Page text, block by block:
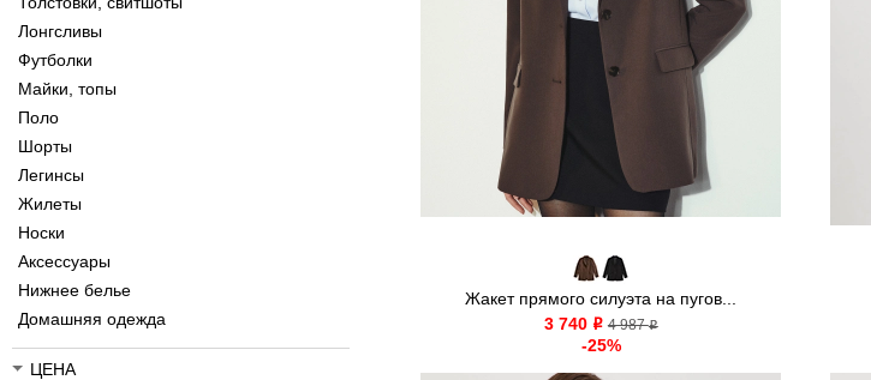
Лонгсливы
Футболки
Майки, топы
Поло
Шорты
Легинсы
Жилеты
Носки
Аксессуары
Нижнее белье
Домашняя одежда
ЦЕНА
Жакет прямого силуэта на пугов...
3 740 o 4 987o
-25%